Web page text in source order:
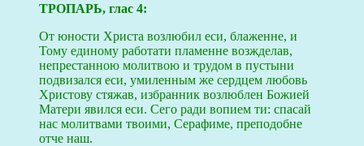
ТРОПАРЬ, глас 4:
От юности Христа возлюбил еси, блаженне, и
Тому единому работати пламенне возжделав,
непрестанною молитвою и трудом в пустыни
подвизался еси, умиленным же сердцем любовь
Христову стяжав, избранник возлюблен Божией
Матери явился еси. Сего ради вопием ти: спасай
нас молитвами твоими, Серафиме, преподобне
отче наш.